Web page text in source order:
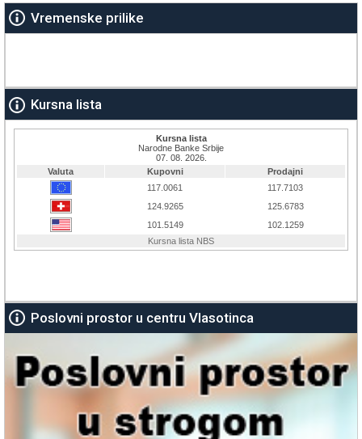
Vremenske prilike
Kursna lista
Poslovni prostor u centru Vlasotinca